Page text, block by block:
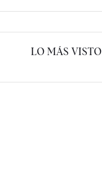
LO MÁS VISTO